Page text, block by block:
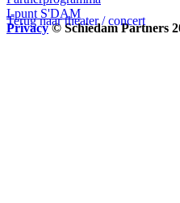
Terug naar theater / concert
I-punt S'DAM
Privacy © Schiedam Partners